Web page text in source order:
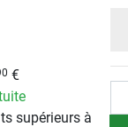
€
supérieurs à